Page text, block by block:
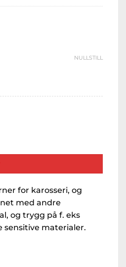
NULLSTILL
felgrens antall
for karosseri, og
med andre
og trygg på f. eks
sensitive materialer.